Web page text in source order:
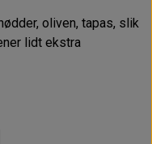
oliven, tapas, slik
lidt ekstra
flaskegrønne farve
og passer
og færdiggjort med